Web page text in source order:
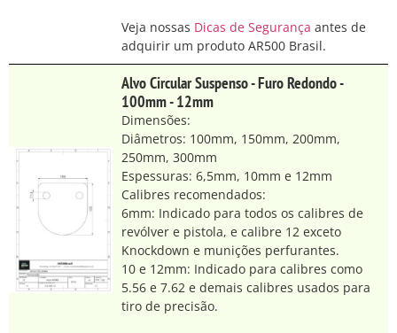
Veja nossas Dicas de Segurança antes de
adquirir um produto AR500 Brasil.
Alvo Circular Suspenso - Furo Redondo -
100mm - 12mm
Dimensões:
Diâmetros: 100mm, 150mm, 200mm,
250mm, 300mm
Espessuras: 6,5mm, 10mm e 12mm
Calibres recomendados:
6mm: Indicado para todos os calibres de
revólver e pistola, e calibre 12 exceto
Knockdown e munições perfurantes.
10 e 12mm: Indicado para calibres como
5.56 e 7.62 e demais calibres usados para
tiro de precisão.